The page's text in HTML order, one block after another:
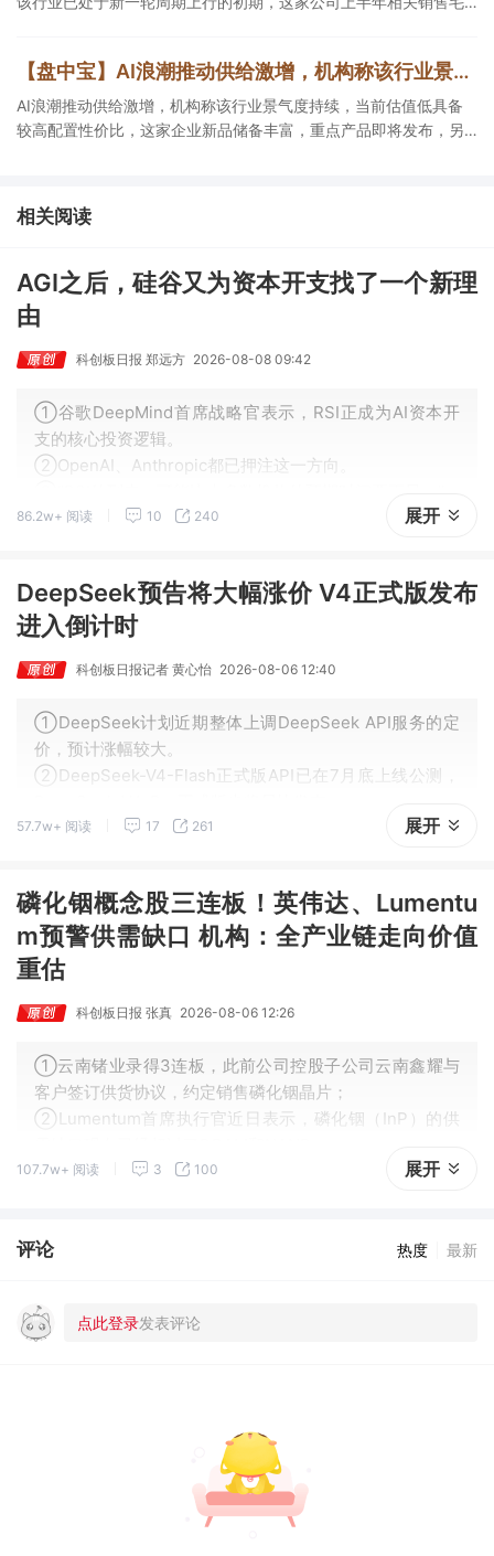
【盘中宝】AI浪潮推动供给激增，机构称该行业景气度持续，当前估值低具备较高配置性价比，这家企业重点产品即将发布
AI浪潮推动供给激增，机构称该行业景气度持续，当前估值低具备
较高配置性价比，这家企业新品储备丰富，重点产品即将发布，另
相关阅读
AGI之后，硅谷又为资本开支找了一个新理
由
科创板日报 郑远方 2026-08-08 09:42
①谷歌DeepMind首席战略官表示，RSI正成为AI资本开
支的核心投资逻辑。
②OpenAI、Anthropic都已押注这一方向。
86.2w+ 阅读 10 240 展开
DeepSeek预告将大幅涨价 V4正式版发布
进入倒计时
科创板日报记者 黄心怡 2026-08-06 12:40
①DeepSeek计划近期整体上调DeepSeek API服务的定
价，预计涨幅较大。
②DeepSeek-V4-Flash正式版API已在7月底上线公测，
57.7w+ 阅读 17 261 展开
磷化铟概念股三连板！英伟达、Lumentu
m预警供需缺口 机构：全产业链走向价值
重估
科创板日报 张真 2026-08-06 12:26
①云南锗业录得3连板，此前公司控股子公司云南鑫耀与
客户签订供货协议，约定销售磷化铟晶片；
②Lumentum首席执行官近日表示，磷化铟（InP）的供
③英伟达预测，2026年至2030年全球磷化铟晶圆整体需
107.7w+ 阅读 3 100 展开
评论 热度 最新